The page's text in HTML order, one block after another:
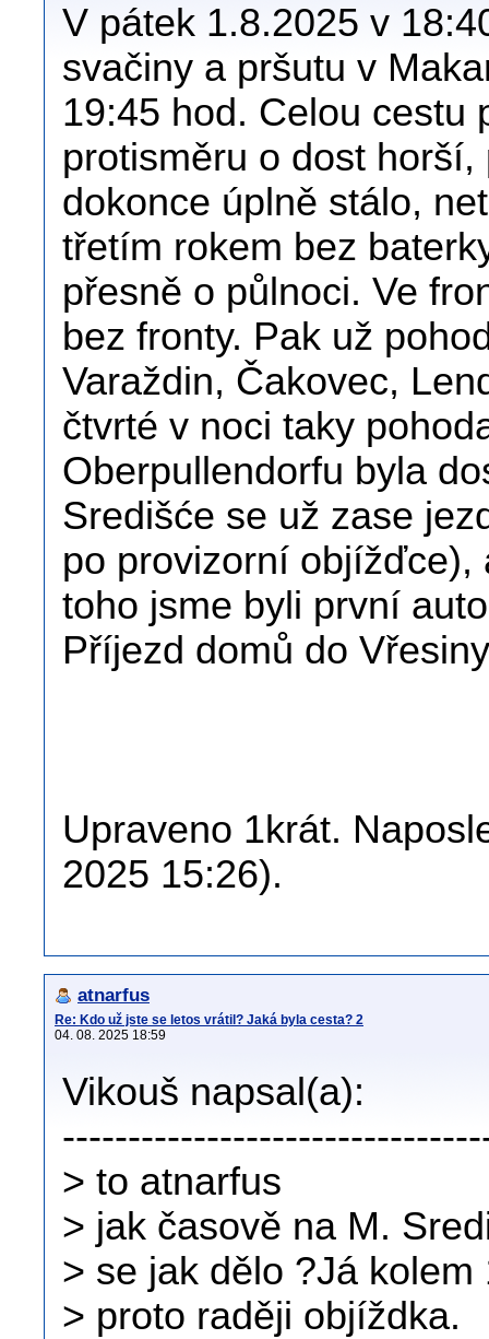
V pátek 1.8.2025 v
svačiny a pršutu v
19:45 hod. Celou cestu
protisměru o dost
dokonce úplně stálo,
třetím rokem bez
přesně o půlnoci. Ve
bez fronty. Pak už
Varaždin, Čakovec,
čtvrté v noci taky
Oberpullendorfu byla
Središće se už zase
po provizorní objížďce),
toho jsme byli první
Příjezd domů do
Upraveno 1krát.
2025 15:26).
atnarfus
Re: Kdo už jste se letos vrátil? Jaká byla cesta? 2
04. 08. 2025 18:59
Vikouš napsal(a):
> to atnarfus
> jak časově na M.
> se jak dělo ?Já
> proto raději objíždka.